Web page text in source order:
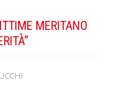
MERITANO